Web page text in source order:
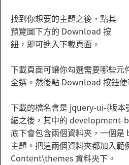
找到你想要的主題之後，點其
預覽圖下方的 Download 按
鈕，即可進入下載頁面。
下載頁面可讓你勾選需要哪些元
全選。然後點 Download 按鈕便
下載的檔名會是 jquery-ui-{版
縮之後，其中的
底下會包含兩個資料夾，一個是
主題。把這兩個資料夾都加入範
Content\themes 資料夾下。